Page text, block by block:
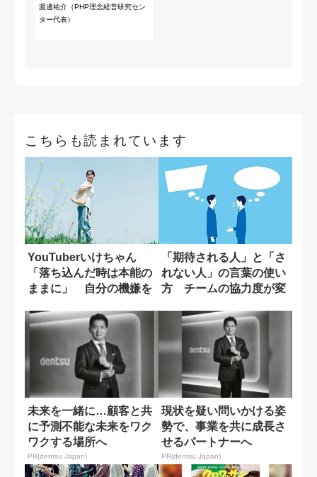
渡邊祐介（PHP理念経営研究セン
ター代表）
こちらも読まれています
YouTuberいけちゃん
「落ち込んだ時は本能の
ままに」 自分の機嫌を
「期待される人」と「さ
れない人」の言葉の使い
方 チームの協力度が変
未来を一緒に…顧客と共
に予測不能な未来をワク
ワクする場所へ
PR(dentsu Japan)
現状を疑い問いかける姿
勢で、事業を共に成長さ
せるパートナーへ
PR(dentsu Japan)